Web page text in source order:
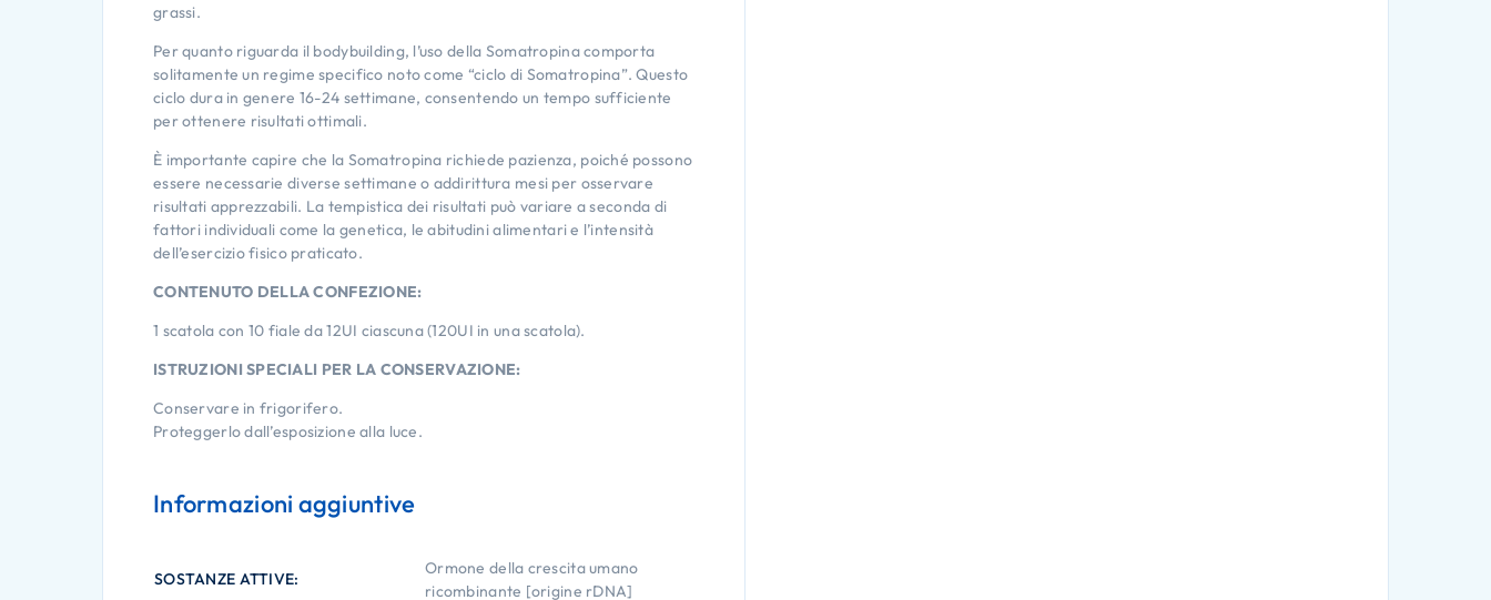
grassi.
Per quanto riguarda il bodybuilding, l’uso della Somatropina comporta
solitamente un regime specifico noto come “ciclo di Somatropina”. Questo
ciclo dura in genere 16-24 settimane, consentendo un tempo sufficiente
per ottenere risultati ottimali.
È importante capire che la Somatropina richiede pazienza, poiché possono
essere necessarie diverse settimane o addirittura mesi per osservare
risultati apprezzabili. La tempistica dei risultati può variare a seconda di
fattori individuali come la genetica, le abitudini alimentari e l’intensità
dell’esercizio fisico praticato.
CONTENUTO DELLA CONFEZIONE:
1 scatola con 10 fiale da 12UI ciascuna (120UI in una scatola).
ISTRUZIONI SPECIALI PER LA CONSERVAZIONE:
Conservare in frigorifero.
Proteggerlo dall’esposizione alla luce.
Informazioni aggiuntive
SOSTANZE ATTIVE
Ormone della crescita umano
ricombinante [origine rDNA]